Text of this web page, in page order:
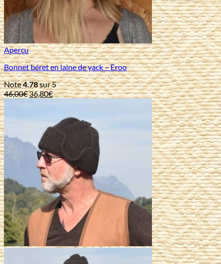
Aperçu
Bonnet béret en laine de yack – Eroo
Note4.78sur 5
46,00€Le
46,00€.
36,80€Le
est :
36,80€.